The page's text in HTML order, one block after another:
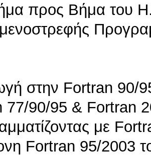
προς Βήμα του
στην Fortran 90/
77/90/95 & Fortran
με
Fortran 95/2003